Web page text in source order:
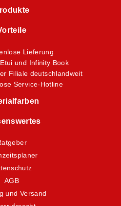
Lieferung
und Infinity Book
Filiale deutschlandweit
Service-Hotline
AGB
und Versand